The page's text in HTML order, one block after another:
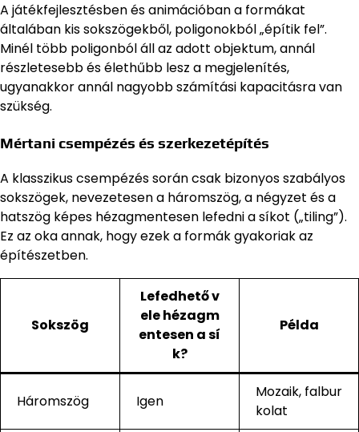
A játékfejlesztésben és animációban a formákat
általában kis sokszögekből, poligonokból „építik fel”.
Minél több poligonból áll az adott objektum, annál
részletesebb és élethűbb lesz a megjelenítés,
ugyanakkor annál nagyobb számítási kapacitásra van
szükség.
Mértani csempézés és szerkezetépítés
A klasszikus csempézés során csak bizonyos szabályos
sokszögek, nevezetesen a háromszög, a négyzet és a
hatszög képes hézagmentesen lefedni a síkot („tiling”).
Ez az oka annak, hogy ezek a formák gyakoriak az
építészetben.
Sokszög
Lefedhető v
ele hézagm
entesen a sí
k?
Példa
Háromszög Igen
Mozaik, falbur
kolat